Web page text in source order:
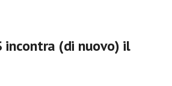
incontra (di nuovo) il